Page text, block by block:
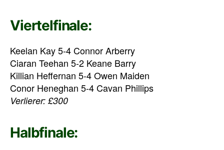
Viertelfinale:
Keelan Kay 5-4 Connor Arberry
Ciaran Teehan 5-2 Keane Barry
Killian Heffernan 5-4 Owen Maiden
Conor Heneghan 5-4 Cavan Phillips
Verlierer: £300
Halbfinale: